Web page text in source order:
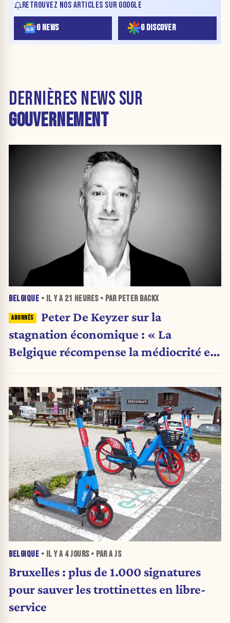
RETROUVEZ NOS ARTICLES SUR GOOGLE
G NEWS G DISCOVER
DERNIÈRES NEWS SUR
GOUVERNEMENT
BELGIQUE • IL Y A 21 HEURES• PAR PETER BACKX
Peter De Keyzer sur la
stagnation économique : « La
Belgique récompense la médiocrité et
BELGIQUE • IL Y A 4 JOURS• PAR A JS
Bruxelles : plus de 1.000 signatures
pour sauver les trottinettes en libre-
service